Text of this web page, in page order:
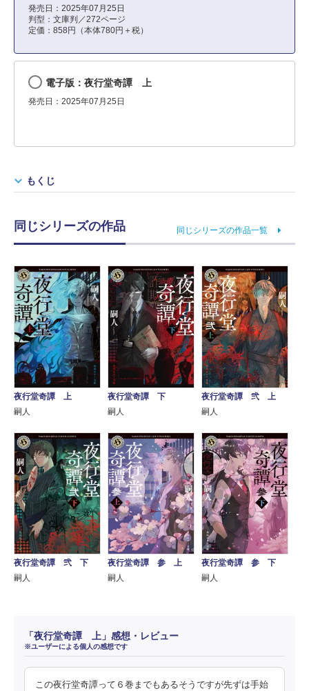
発売日：2025年07月25日
判型：文庫判／272ページ
定価：858円（本体780円＋税）
電子版：夜行堂奇譚 上
発売日：2025年07月25日
もくじ
同じシリーズの作品 同じシリーズの作品一覧
夜行堂奇譚 上
嗣人
夜行堂奇譚 下
嗣人
夜行堂奇譚 弐 上
嗣人
夜行堂奇譚 弐 下
嗣人
夜行堂奇譚 参 上
嗣人
夜行堂奇譚 参 下
嗣人
「夜行堂奇譚 上」感想・レビュー
※ユーザーによる個人の感想です
この夜行堂奇譚って６巻までもあるそうですが先ずは手始